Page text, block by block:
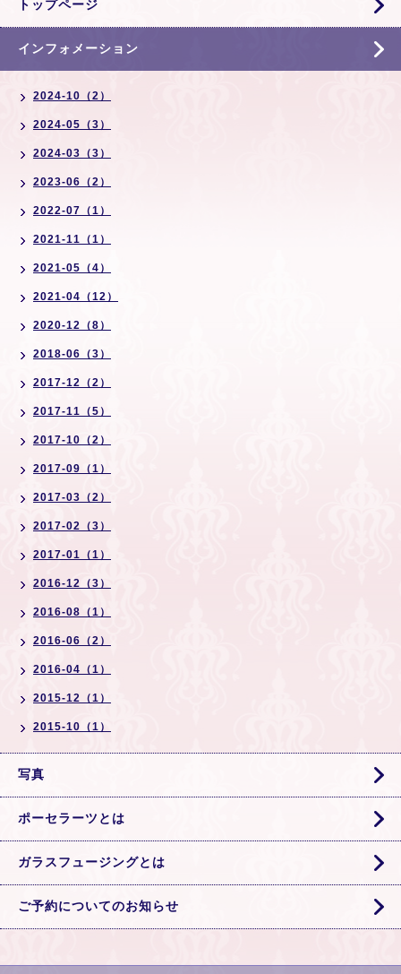
トップページ
インフォメーション
2024-10（2）
2024-05（3）
2024-03（3）
2023-06（2）
2022-07（1）
2021-11（1）
2021-05（4）
2021-04（12）
2020-12（8）
2018-06（3）
2017-12（2）
2017-11（5）
2017-10（2）
2017-09（1）
2017-03（2）
2017-02（3）
2017-01（1）
2016-12（3）
2016-08（1）
2016-06（2）
2016-04（1）
2015-12（1）
2015-10（1）
写真
ポーセラーツとは
ガラスフュージングとは
ご予約についてのお知らせ